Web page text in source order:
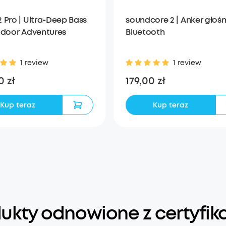
Pro | Ultra-Deep Bass
Adventures
1 review
zł
Kup teraz
soundcore 2 | Anker
Bluetooth
1 review
179,00 zł
Kup teraz
odnowione z